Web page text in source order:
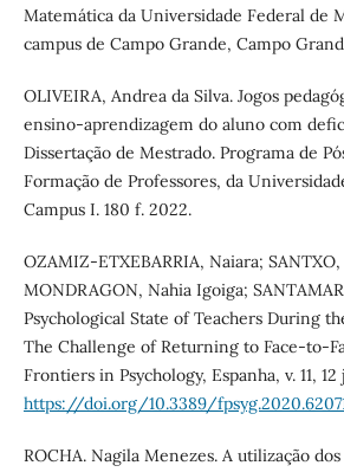
Matemática da Universidade Federal de
campus de Campo Grande, Campo
OLIVEIRA, Andrea da Silva. Jogos
ensino-aprendizagem do aluno com
Dissertação de Mestrado. Programa de
Formação de Professores, da
Campus I. 180 f. 2022.
OZAMIZ-ETXEBARRIA, Naiara;
MONDRAGON, Nahia Igoiga;
Psychological State of Teachers During
The Challenge of Returning to Face-to-
Frontiers in Psychology, Espanha, v. 11,
https://doi.org/10.3389/
ROCHA. Nagila Menezes. A utilização